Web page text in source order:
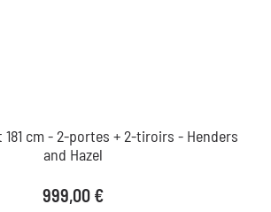
cm - 2-portes + 2-tiroirs - Henders
and Hazel
Prix
999,00 €